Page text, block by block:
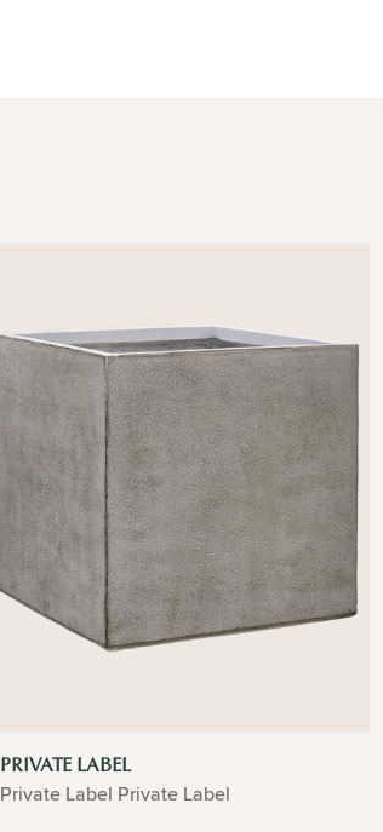
PRIVATE LABEL
Private Label Private Label